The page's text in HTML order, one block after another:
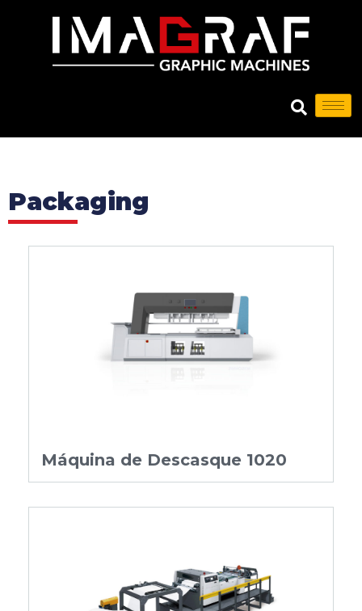
Packaging
Máquina de Descasque 1020